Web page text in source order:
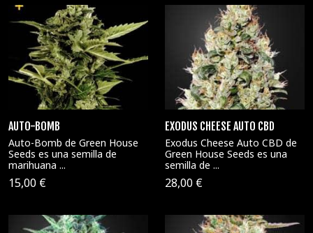
AUTO-BOMB
Auto-Bomb de Green House
Seeds es una semilla de
marihuana ...
15,00 €
EXODUS CHEESE AUTO CBD
Exodus Cheese Auto CBD de
Green House Seeds es una
semilla de ...
28,00 €